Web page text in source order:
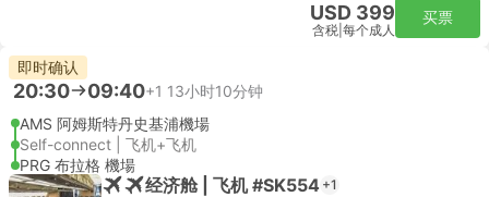
USD 399
含税 每个成人
买票
即时确认
20:30 09:40+1 13小时10分钟
AMS 阿姆斯特丹史基浦機場
Self-connect | 飞机+飞机
PRG 布拉格 機場
经济舱 | 飞机 #SK554 +1